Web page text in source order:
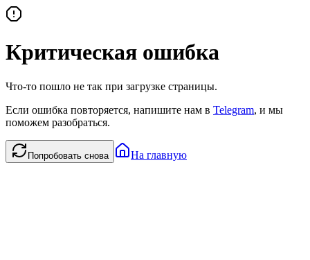
Критическая ошибка
Что-то пошло не так при загрузке страницы.
Если ошибка повторяется, напишите нам в Telegram, и мы
поможем разобраться.
Попробовать снова На главную